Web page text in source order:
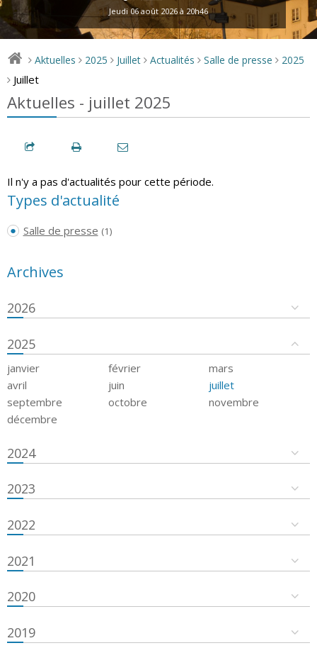
Jeudi 06 août 2026 à 20h46
> Aktuelles > 2025 > Juillet > Actualités > Salle de presse > 2025
> Juillet
Aktuelles - juillet 2025
Il n'y a pas d'actualités pour cette période.
Types d'actualité
Salle de presse (1)
Archives
2026
2025
janvier février
mars
avril
juin
juillet
septembre
octobre
novembre
décembre
2024
2023
2022
2021
2020
2019